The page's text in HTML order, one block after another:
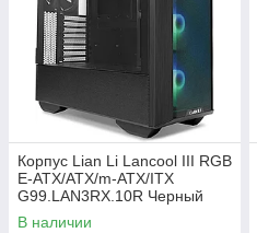
Корпус Lian Li Lancool III RGB
E-ATX/ATX/m-ATX/ITX
G99.LAN3RX.10R Черный
В наличии